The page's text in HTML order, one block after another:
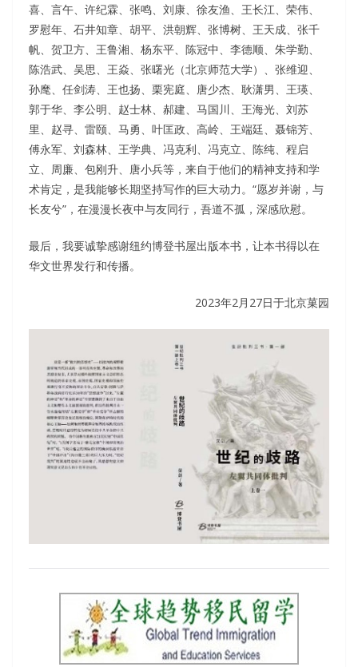
喜、言午、许纪霖、张鸣、刘康、徐友渔、王长江、荣伟、
罗慰年、石井知章、胡平、洪朝辉、张博树、王天成、张千
帆、贺卫方、王鲁湘、杨东平、陈冠中、李德顺、朱学勤、
陈浩武、吴思、王焱、张曙光（北京师范大学）、张维迎、
孙麾、任剑涛、王也扬、栗宪庭、唐少杰、耿潇男、王瑛、
郭于华、李公明、赵士林、郝建、马国川、王海光、刘苏
里、赵寻、雷颐、马勇、叶匡政、高岭、王端廷、聂锦芳、
傅永军、刘森林、王学典、冯克利、冯克立、陈纯、程启
立、周廉、包刚升、唐小兵等，来自于他们的精神支持和学
术肯定，是我能够长期坚持写作的巨大动力。“愿岁并谢，与
长友兮”，在漫漫长夜中与友同行，吾道不孤，深感欣慰。
最后，我要诚挚感谢纽约博登书屋出版本书，让本书得以在
华文世界发行和传播。
2023年2月27日于北京菓园